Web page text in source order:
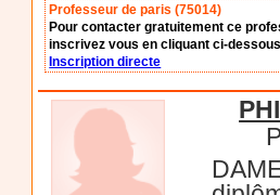
Professeur de paris (75014)
Pour contacter gratuitement ce
inscrivez vous en cliquant ci-
Inscription directe